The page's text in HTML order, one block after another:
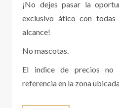
¡No dejes pasar la
exclusivo ático con
alcance!
No mascotas.
El indice de precios
referencia en la zona